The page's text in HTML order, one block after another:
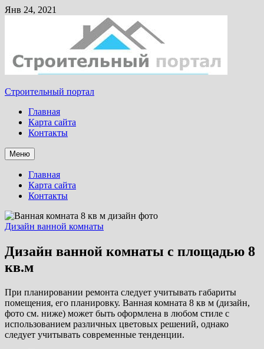
Янв 24, 2021
Строительный портал
Главная
Карта сайта
Контакты
Меню
Главная
Карта сайта
Контакты
Дизайн ванной комнаты
Дизайн ванной комнаты с площадью 8
кв.м
При планировании ремонта следует учитывать габариты
помещения, его планировку. Ванная комната 8 кв м (дизайн,
фото см. ниже) может быть оформлена в любом стиле с
использованием различных цветовых решений, однако
следует учитывать современные тенденции.